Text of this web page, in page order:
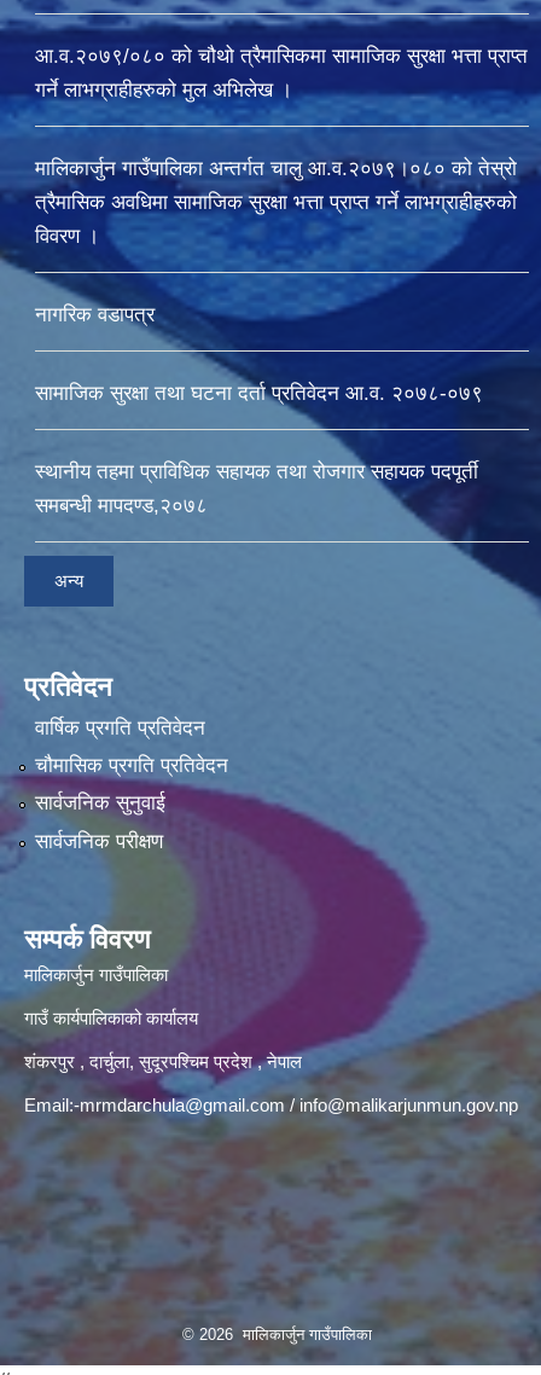
आ.व.२०७९/०८० को चौथो त्रैमासिकमा सामाजिक सुरक्षा भत्ता प्राप्त
गर्ने लाभग्राहीहरुको मुल अभिलेख ।
मालिकार्जुन गाउँपालिका अन्तर्गत चालु आ‍.व.२०७९।०८० को तेस्रो
त्रैमासिक अवधिमा सामाजिक सुरक्षा भत्ता प्राप्त गर्ने लाभग्राहीहरुको
विवरण ।
नागरिक वडापत्र
सामाजिक सुरक्षा तथा घटना दर्ता प्रतिवेदन आ.व. २०७८-०७९
स्थानीय तहमा प्राविधिक सहायक तथा रोजगार सहायक पदपूर्ती
समबन्धी मापदण्ड,२०७८
अन्य
प्रतिवेदन
वार्षिक प्रगति प्रतिवेदन
चौमासिक प्रगति प्रतिवेदन
सार्वजनिक सुनुवाई
सार्वजनिक परीक्षण
सम्पर्क विवरण
मालिकार्जुन गाउँपालिका
गाउँ कार्यपालिकाको कार्यालय
शंकरपुर , दार्चुला, सुदूरपश्चिम प्रदेश , नेपाल
Email:-mrmdarchula@gmail.com /info@malikarjunmun.gov.np
© 2026 मालिकार्जुन गाउँपालिका